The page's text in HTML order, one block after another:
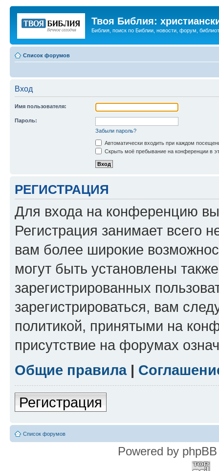
Твоя Библия:
Библия, поиск по Библии, новости, форум,
Список форумов
Вход
Имя пользователя:
Пароль:
Забыли пароль?
Автоматически входить при каждом
Скрыть моё пребывание на конференции в
РЕГИСТРАЦИЯ
Для входа на конференцию
Регистрация занимает всего
вам более широкие
могут быть установлены
зарегистрированных
зарегистрироваться, вам
политикой, принятыми на
присутствие на форумах
Общие правила|
Регистрация
Список форумов
Powered by